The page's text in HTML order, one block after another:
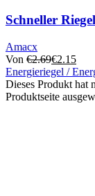
Schneller
Amacx
Von €2.69€2.15
Energieriegel /
Dieses Produkt hat
Produktseite